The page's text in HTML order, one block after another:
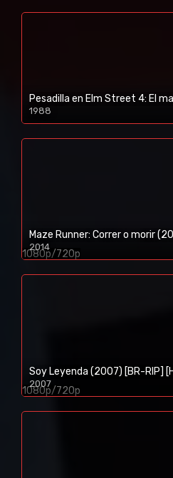
1988
Maze Runner: Correr o morir
2014
1080p/720p
Soy Leyenda (2007) [BR-RIP]
2007
1080p/720p